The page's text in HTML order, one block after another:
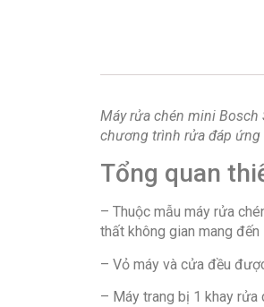
Máy rửa chén mini
chương trình rửa đáp ứng
Tổng quan
– Thuộc mẫu máy rửa
thất không gian mang
– Vỏ máy và cửa đều
– Máy trang bị 1 khay